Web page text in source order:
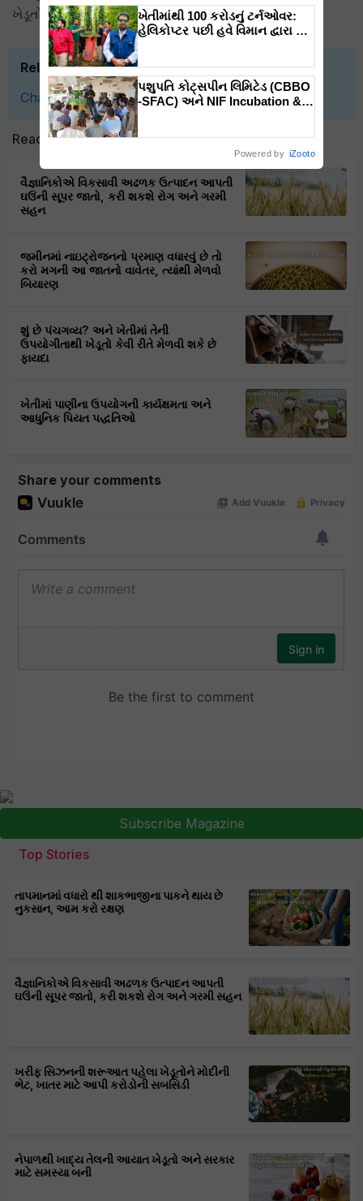
ખેડૂતો માટે 7 પ્રકારની ચણા તૈયાર કરવામાં આવી રહી છે.
Related Topics
Chana Farmers New Varities Agriculture
Read next
વૈજ્ઞાનિકોએ વિકસાવી અઢળક ઉત્પાદન આપતી
ઘઉંની સૂપર જાતો, કરી શકશે રોગ અને ગરમી
સહન
જમીનમાં નાઇટ્રોજનનો પ્રમાણ વધારવું છે તો
કરો મગની આ જાતનો વાવેતર, ત્યાંથી મેળવો
બિયારણ
શું છે પંચગવ્ય? અને ખેતીમાં તેની
ઉપયોગીતાથી ખેડૂતો કેવી રીતે મેળવી શકે છે
ફાયદા
ખેતીમાં પાણીના ઉપયોગની કાર્યક્ષમતા અને
આધુનિક પિયત પદ્ધતિઓ
Share your comments
Subscribe Magazine
Top Stories
તાપમાનમાં વધારો થી શાકભાજીના પાકને થાય છે
નુકસાન, આમ કરો રક્ષણ
વૈજ્ઞાનિકોએ વિકસાવી અઢળક ઉત્પાદન આપતી
ઘઉંની સૂપર જાતો, કરી શકશે રોગ અને ગરમી સહન
ખરીફ સિઝનની શરૂઆત પહેલા ખેડૂતોને મોદીની
ભેટ, ખાતર માટે આપી કરોડોની સબસિડી
નેપાળથી ખાદ્ય તેલની આયાત ખેડૂતો અને સરકાર
માટે સમસ્યા બની
ખેતીમાંથી 100 કરોડનું ટર્નઓવર:
હેલિકોપ્ટર પછી હવે વિમાન દ્વારા કૃષિ
પશુપતિ કોટ્સપીન લિમિટેડ (CBBO
-SFAC) અને NIF Incubation &
દાળ મિલ મશીનનું ડેમોસ્ટ્રેશન
Powered by iZooto